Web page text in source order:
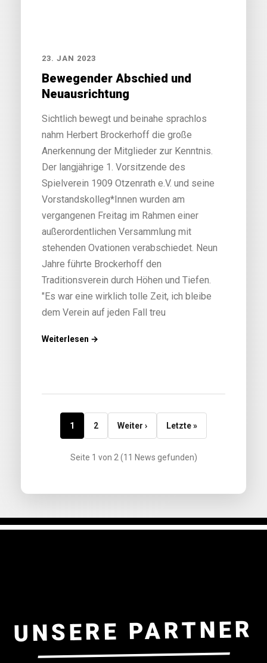
23. JAN 2023
Bewegender Abschied und
Neuausrichtung
Sichtlich bewegt und beinahe sprachlos
nahm Herbert Brockerhoff die große
Anerkennung der Mitglieder zur Kenntnis.
Der langjährige 1. Vorsitzende des
Spielverein 1909 Otzenrath e.V. und seine
Vorstandskolleg*Innen wurden am
vergangenen Freitag im Rahmen einer
außerordentlichen Versammlung mit
stehenden Ovationen verabschiedet. Neun
Jahre führte Brockerhoff den
Traditionsverein durch Höhen und Tiefen.
"Es war eine wirklich tolle Zeit, ich bleibe
dem Verein auf jeden Fall treu
Weiterlesen →
1 2 Weiter › Letzte »
Seite 1 von 2 (11 News gefunden)
UNSERE PARTNER